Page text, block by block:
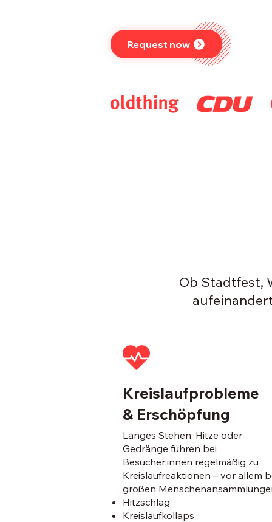
Request now
Ob Stadtfest,
Kreislaufprobleme
& Erschöpfung
Langes Stehen, Hitze oder
Gedränge führen bei
Besucher:innen regelmäßig zu
Kreislaufreaktionen – vor allem
großen
Hitzschlag
Kreislaufkollaps